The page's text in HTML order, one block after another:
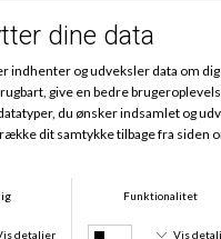
-25%